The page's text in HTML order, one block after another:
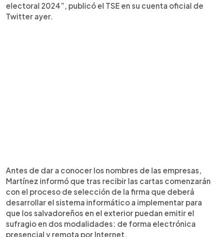
electoral 2024”, publicó el TSE en su cuenta oficial de
Twitter ayer.
Antes de dar a conocer los nombres de las empresas,
Martínez informó que tras recibir las cartas comenzarán
con el proceso de selección de la firma que deberá
desarrollar el sistema informático a implementar para
que los salvadoreños en el exterior puedan emitir el
sufragio en dos modalidades: de forma electrónica
presencial y remota por Internet.